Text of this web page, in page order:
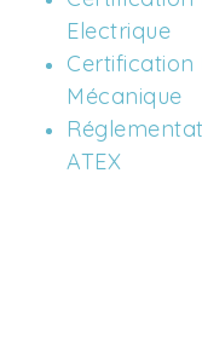
Electrique
Certification
Mécanique
ATEX